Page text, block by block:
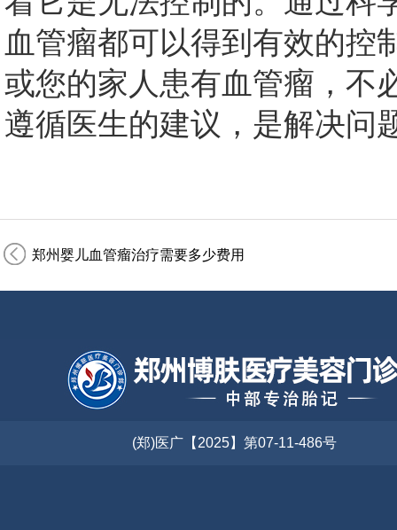
血管瘤都可以得到有效的控
或您的家人患有血管瘤，不
遵循医生的建议，是解决问
郑州婴儿血管瘤治疗需要多少费用
(郑)医广【2025】第07-11-486号